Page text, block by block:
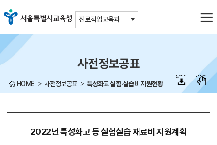
진로직업교육과
사전정보공표
HOME 사전정보공표 특성화고 실험·실습비 지원현황
2022년 특성화고 등 실험실습 재료비 지원계획